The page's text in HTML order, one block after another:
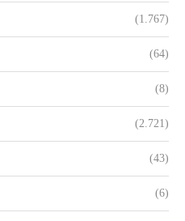
(1.767)
(64)
(8)
(2.721)
(43)
(6)